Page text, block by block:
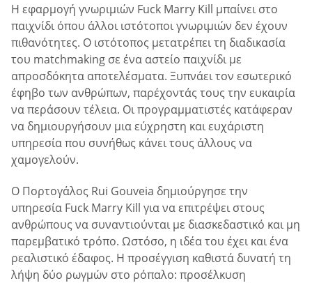
Η εφαρμογή γνωριμιών Fuck Marry Kill μπαίνει στο
παιχνίδι όπου άλλοι ιστότοποι γνωριμιών δεν έχουν
πιθανότητες. Ο ιστότοπος μετατρέπει τη διαδικασία
του matchmaking σε ένα αστείο παιχνίδι με
απροσδόκητα αποτελέσματα. Ξυπνάει τον εσωτερικό
έφηβο των ανθρώπων, παρέχοντάς τους την ευκαιρία
να περάσουν τέλεια. Οι προγραμματιστές κατάφεραν
να δημιουργήσουν μια εύχρηστη και ευχάριστη
υπηρεσία που συνήθως κάνει τους άλλους να
χαμογελούν.
Ο Πορτογάλος Rui Gouveia δημιούργησε την
υπηρεσία Fuck Marry Kill για να επιτρέψει στους
ανθρώπους να συναντιούνται με διασκεδαστικό και μη
παρεμβατικό τρόπο. Ωστόσο, η ιδέα του έχει και ένα
ρεαλιστικό έδαφος. Η προσέγγιση καθιστά δυνατή τη
λήψη δύο ρωγμών στο ρόπαλο: προσέλκυση